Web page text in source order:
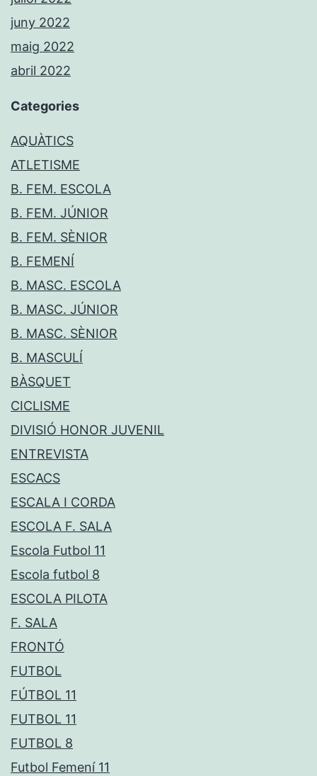
juny 2022
maig 2022
abril 2022
Categories
AQUÀTICS
ATLETISME
B. FEM. ESCOLA
B. FEM. JÚNIOR
B. FEM. SÈNIOR
B. FEMENÍ
B. MASC. ESCOLA
B. MASC. JÚNIOR
B. MASC. SÈNIOR
B. MASCULÍ
BÀSQUET
CICLISME
DIVISIÓ HONOR JUVENIL
ENTREVISTA
ESCACS
ESCALA I CORDA
ESCOLA F. SALA
Escola Futbol 11
Escola futbol 8
ESCOLA PILOTA
F. SALA
FRONTÓ
FUTBOL
FÚTBOL 11
FUTBOL 11
FUTBOL 8
Futbol Femení 11